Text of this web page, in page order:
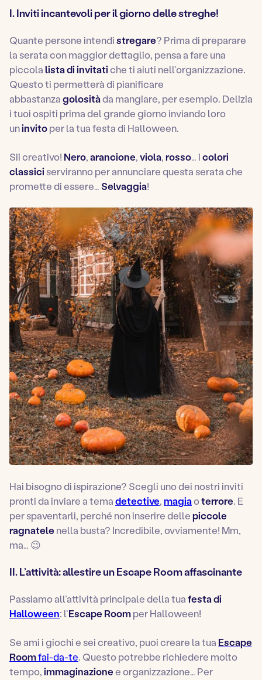
I. Inviti incantevoli per il giorno delle streghe!
Quante persone intendistregare? Prima di preparare
la serata con maggior dettaglio, pensa a fare una
piccolalista di invitatiche ti aiuti nell’organizzazione.
Questo ti permetterà di pianificare
abbastanzagolositàda mangiare, per esempio. Delizia
i tuoi ospiti prima del grande giorno inviando loro
uninvitoper la tua festa di Halloween.
Sii creativo! Nero,arancione,viola,rosso… icolori
classiciserviranno per annunciare questa serata che
promette di essere…Selvaggia!
Hai bisogno di ispirazione? Scegli uno dei nostri inviti
pronti da inviare a temadetective,magiaoterrore. E
per spaventarli, perché non inserire dellepiccole
ragnatele nella busta? Incredibile, ovviamente! Mm,
ma… 😉
II. L’attività: allestire un Escape Room affascinante
Passiamo all’attività principale della tuafesta di
Halloween: l’Escape Roomper Halloween!
Se ami i giochi e sei creativo, puoi creare la tua Escape
Roomfai-da-te. Questo potrebbe richiedere molto
tempo,immaginazionee organizzazione… Per